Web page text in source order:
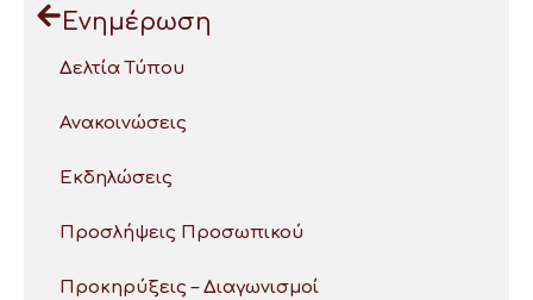
Ενημέρωση
Δελτία Τύπου
Ανακοινώσεις
Εκδηλώσεις
Προσλήψεις Προσωπικού
Προκηρύξεις – Διαγωνισμοί